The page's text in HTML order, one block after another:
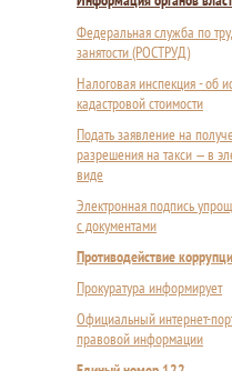
Федеральная служба по
занятости (РОСТРУД)
Налоговая инспекция - об
кадастровой стоимости
Подать заявление на
разрешения на такси — в
виде
Электронная подпись
с документами
Противодействие
Прокуратура информирует
Официальный интернет-
правовой информации